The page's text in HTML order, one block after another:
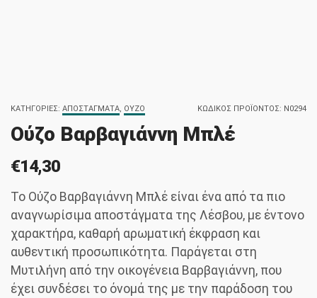
ΚΩΔΙΚΌΣ ΠΡΟΪΌΝΤΟΣ: N0294
ΚΑΤΗΓΟΡΊΕΣ: ΑΠΟΣΤΆΓΜΑΤΑ, ΟΎΖΟ
Ούζο Βαρβαγιάννη Μπλέ
€14,30
Το Ούζο Βαρβαγιάννη Μπλέ είναι ένα από τα πιο
αναγνωρίσιμα αποστάγματα της Λέσβου, με έντονο
χαρακτήρα, καθαρή αρωματική έκφραση και
αυθεντική προσωπικότητα. Παράγεται στη
Μυτιλήνη από την οικογένεια Βαρβαγιάννη, που
έχει συνδέσει το όνομά της με την παράδοση του